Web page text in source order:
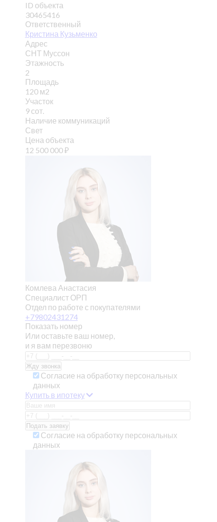
ID объекта
30465416
Ответственный
Кристина Кузьменко
Адрес
СНТ Муссон
Этажность
2
Площадь
120 м2
Участок
9 сот.
Наличие коммуникаций
Свет
Цена объекта
12 500 000₽
Комлева Анастасия
Специалист ОРП
Отдел по работе с покупателями
+79802431274
Показать номер
Или оставьте ваш номер,
и я вам перезвоню
Согласие на обработку персональных
данных
Купить в ипотеку
Согласие на обработку персональных
данных